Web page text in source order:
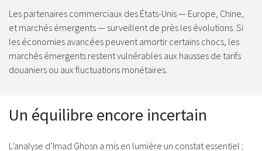
Les partenaires commerciaux des États-Unis — Europe, Chine,
et marchés émergents — surveillent de près les évolutions. Si
les économies avancées peuvent amortir certains chocs, les
marchés émergents restent vulnérables aux hausses de tarifs
douaniers ou aux fluctuations monétaires.
Un équilibre encore incertain
L’analyse d’Imad Ghosn a mis en lumière un constat essentiel :